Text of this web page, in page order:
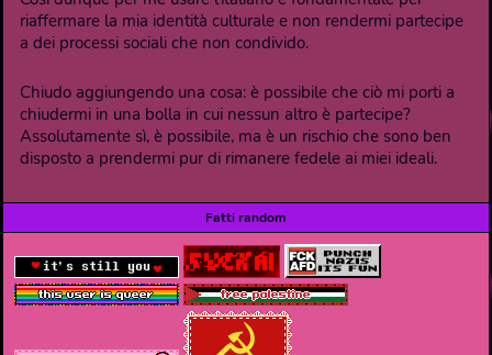
Fatti random
riaffermare la mia identità culturale e non rendermi partecipe
a dei processi sociali che non condivido.
Chiudo aggiungendo una cosa: è possibile che ciò mi porti a
chiudermi in una bolla in cui nessun altro è partecipe?
Assolutamente sì, è possibile, ma è un rischio che sono ben
disposto a prendermi pur di rimanere fedele ai miei ideali.